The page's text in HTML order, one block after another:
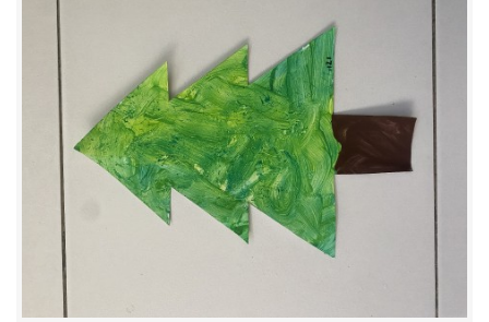
SMYSLOVÁ AKTIVITA
MONTESSORI AKTIVITA
JÓGOVÉ CVIČENÍ, TYPY, RADY, RECENZE
KALENDÁŘ PRO DĚTI